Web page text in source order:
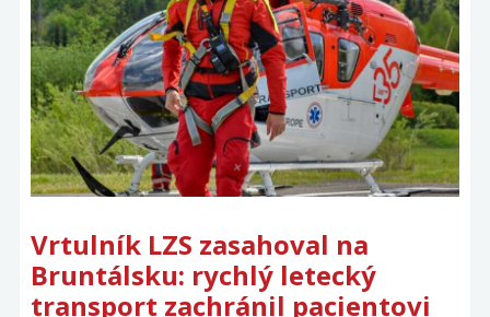
Vrtulník LZS zasahoval na
Bruntálsku: rychlý letecký
transport zachránil pacientovi